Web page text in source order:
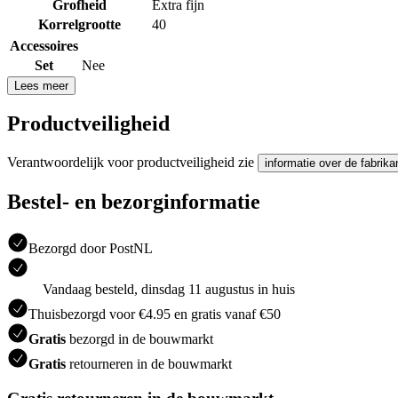
Grofheid
Extra fijn
Korrelgrootte
40
Accessoires
Set
Nee
Lees meer
Productveiligheid
Verantwoordelijk voor productveiligheid zie informatie over de
Bestel- en bezorginformatie
Bezorgd door PostNL
Vandaag besteld, dinsdag 11 augustus in huis
Thuisbezorgd voor €4.95 en gratis vanaf €50
Gratis bezorgd in de bouwmarkt
Gratis retourneren in de bouwmarkt